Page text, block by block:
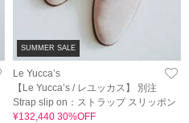
SUMMER SALE
Le Yucca’s
【Le Yucca’s / レユッカス】 別注
Strap slip on：ストラップ スリッポン
¥132,440 30%OFF